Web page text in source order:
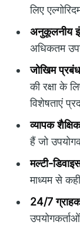
लिए
अनुकूलनीय
अधिकतम
जोखिम
की रक्षा के
विशेषताएं
व्यापक
हैं जो
मल्टी-
माध्यम से
24/7